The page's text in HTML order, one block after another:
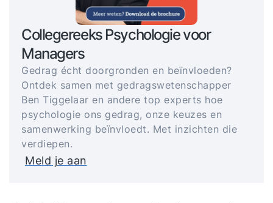
Collegereeks Psychologie voor
Managers
Gedrag écht doorgronden en beïnvloeden?
Ontdek samen met gedragswetenschapper
Ben Tiggelaar en andere top experts hoe
psychologie ons gedrag, onze keuzes en
samenwerking beïnvloedt. Met inzichten die
verdiepen.
Meld je aan